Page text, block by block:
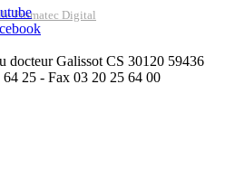
Promatec Digital
docteur Galissot CS 30120 59436
25 - Fax 03 20 25 64 00